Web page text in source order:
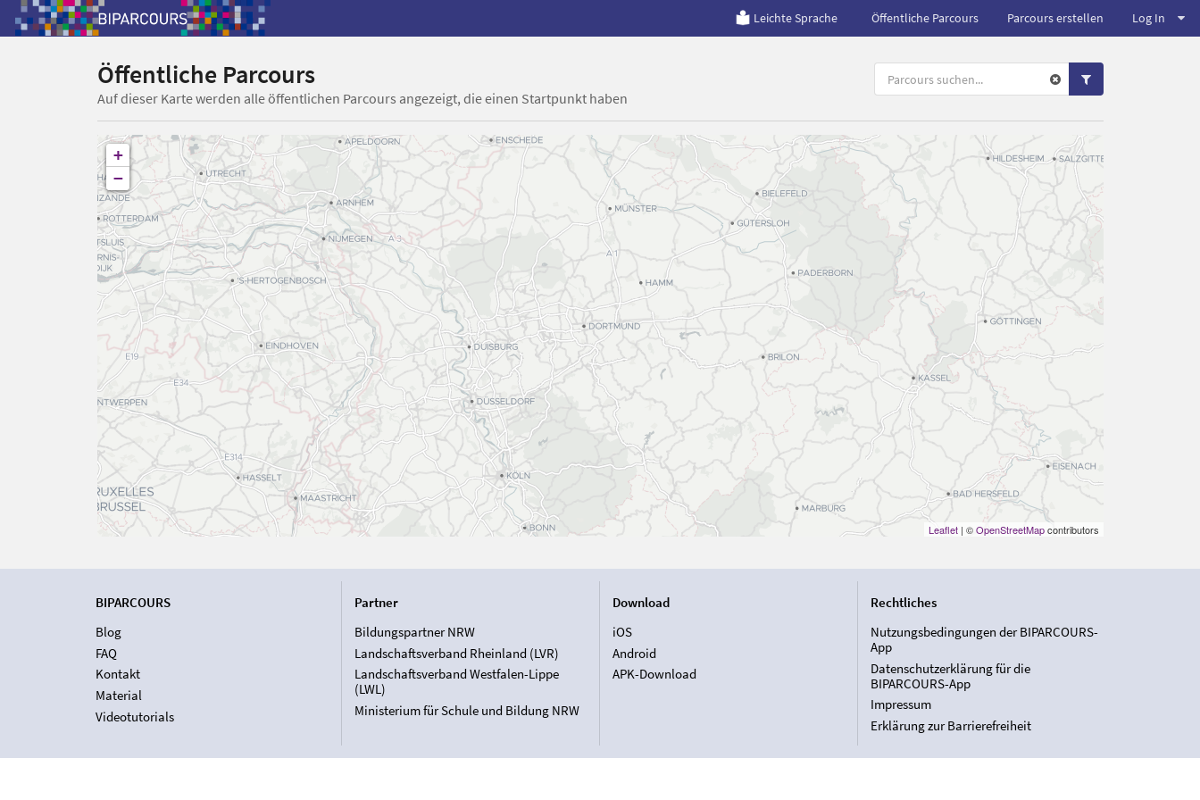
Leichte Sprache Öffentliche Parcours Parcours erstellen Log In
Öffentliche Parcours
Auf dieser Karte werden alle öffentlichen Parcours angezeigt, die einen Startpunkt haben
+
−
Leaflet| ©OpenStreetMapcontributors
BIPARCOURS
Blog
FAQ
Kontakt
Material
Videotutorials
Partner
Bildungspartner NRW
Landschaftsverband Rheinland (LVR)
Landschaftsverband Westfalen-Lippe
(LWL)
Ministerium für Schule und Bildung NRW
Download
iOS
Android
APK-Download
Rechtliches
Nutzungsbedingungen der BIPARCOURS-
App
Datenschutzerklärung für die
BIPARCOURS-App
Impressum
Erklärung zur Barrierefreiheit